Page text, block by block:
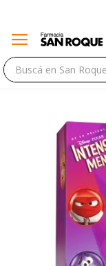
menu
close